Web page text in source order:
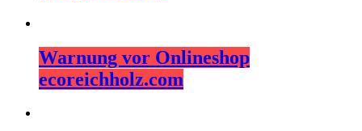
Warnung vor Onlineshop
ecoreichholz.com